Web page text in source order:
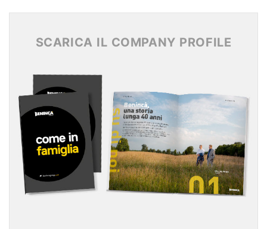
Archivio News 2015
SCARICA IL COMPANY PROFILE